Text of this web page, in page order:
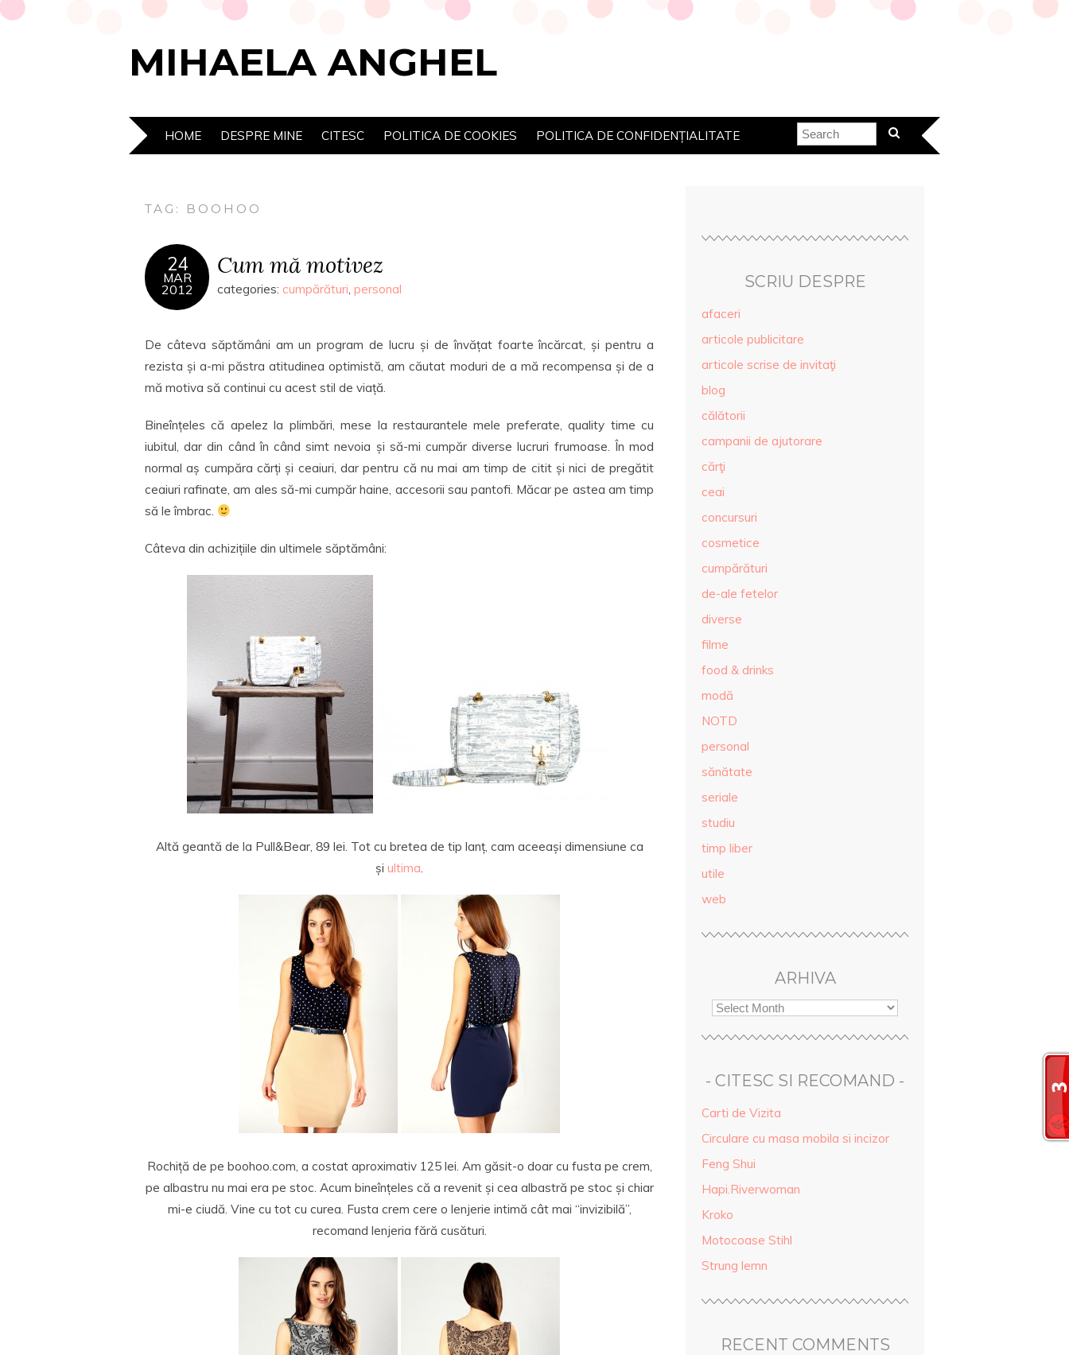
MIHAELA ANGHEL
HOME DESPRE MINE CITESC POLITICA DE COOKIES POLITICA DE CONFIDENȚIALITATE
TAG: BOOHOO
24
MAR
2012
Cum mă motivez
categories: cumpărături, personal
De câteva săptămâni am un program de lucru și de învățat foarte încărcat, și pentru a
rezista și a-mi păstra atitudinea optimistă, am căutat moduri de a mă recompensa și de a
mă motiva să continui cu acest stil de viață.
Bineînțeles că apelez la plimbări, mese la restaurantele mele preferate, quality time cu
iubitul, dar din când în când simt nevoia și să-mi cumpăr diverse lucruri frumoase. În mod
normal aș cumpăra cărți și ceaiuri, dar pentru că nu mai am timp de citit și nici de pregătit
ceaiuri rafinate, am ales să-mi cumpăr haine, accesorii sau pantofi. Măcar pe astea am timp
să le îmbrac.
Câteva din achizițiile din ultimele săptămâni:
Altă geantă de la Pull&Bear, 89 lei. Tot cu bretea de tip lanț, cam aceeași dimensiune ca
și ultima.
Rochiță de pe boohoo.com, a costat aproximativ 125 lei. Am găsit-o doar cu fusta pe crem,
pe albastru nu mai era pe stoc. Acum bineînțeles că a revenit și cea albastră pe stoc și chiar
mi-e ciudă. Vine cu tot cu curea. Fusta crem cere o lenjerie intimă cât mai “invizibilă”,
recomand lenjeria fără cusături.
SCRIU DESPRE
afaceri
articole publicitare
articole scrise de invitaţi
blog
călătorii
campanii de ajutorare
cărţi
ceai
concursuri
cosmetice
cumpărături
de-ale fetelor
diverse
filme
food & drinks
modă
NOTD
personal
sănătate
seriale
studiu
timp liber
utile
web
ARHIVA
- CITESC SI RECOMAND -
Carti de Vizita
Circulare cu masa mobila si incizor
Feng Shui
Hapi.Riverwoman
Kroko
Motocoase Stihl
Strung lemn
RECENT COMMENTS